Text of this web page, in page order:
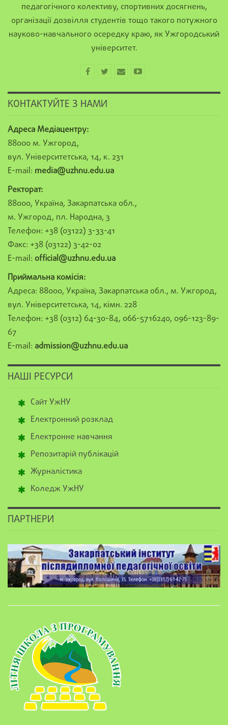
педагогічного колективу, спортивних досягнень,
організації дозвілля студентів тощо такого потужного
науково-навчального осередку краю, як Ужгородський
університет.
КОНТАКТУЙТЕ З НАМИ
Адреса Медіацентру:
88000 м. Ужгород,
вул. Університетська, 14, к. 231
E-mail: media@uzhnu.edu.ua
Ректорат:
88000, Україна, Закарпатська обл.,
м. Ужгород, пл. Народна, 3
Телефон: +38 (03122) 3-33-41
Факс: +38 (03122) 3-42-02
E-mail: official@uzhnu.edu.ua
Приймальна комісія:
Адреса: 88000, Україна, Закарпатська обл., м. Ужгород,
вул. Університетська, 14, кімн. 228
Телефон: +38 (0312) 64-30-84, 066-5716240, 096-123-89-
67
E-mail: admission@uzhnu.edu.ua
НАШІ РЕСУРСИ
Сайт УжНУ
Електронний розклад
Електронне навчання
Репозитарій публікацій
Журналістика
Коледж УжНУ
ПАРТНЕРИ